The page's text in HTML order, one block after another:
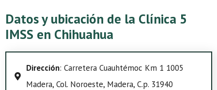
Datos y ubicación de la Clínica 5
IMSS en Chihuahua
Dirección: Carretera Cuauhtémoc Km 1 1005
Madera, Col. Noroeste, Madera, C.p. 31940